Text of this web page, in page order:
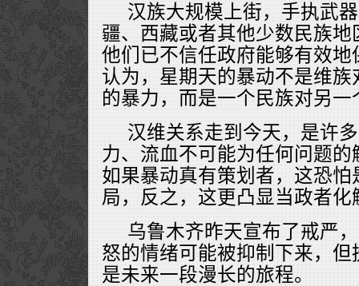
汉族大规模上街，手执武
疆、西藏或者其他少数民族
他们已不信任政府能够有效
认为，星期天的暴动不是维
的暴力，而是一个民族对另
汉维关系走到今天，是许
力、流血不可能为任何问题
如果暴动真有策划者，这恐
局，反之，这更凸显当政者
乌鲁木齐昨天宣布了戒严
怒的情绪可能被抑制下来，
是未来一段漫长的旅程。